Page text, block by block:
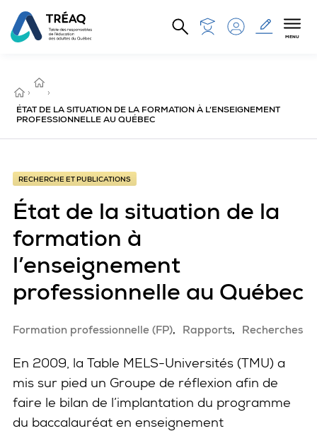
Aller au contenu principal
MENU
ACCUEIL
›
ET
PUBLICATIONS
›
ÉTAT DE LA SITUATION DE LA FORMATION À L’ENSEIGNEMENT
PROFESSIONNELLE AU QUÉBEC
RECHERCHE ET PUBLICATIONS
État de la situation de la
formation à
l’enseignement
professionnelle au Québec
Formation professionnelle (FP) Rapports Recherches
En 2009, la Table MELS-Universités (TMU) a
mis sur pied un Groupe de réflexion afin de
faire le bilan de l’implantation du programme
du baccalauréat en enseignement